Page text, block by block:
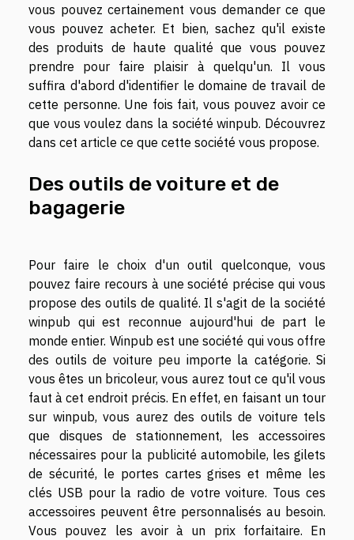
vous pouvez certainement vous demander ce que
vous pouvez acheter. Et bien, sachez qu'il existe
des produits de haute qualité que vous pouvez
prendre pour faire plaisir à quelqu'un. Il vous
suffira d'abord d'identifier le domaine de travail de
cette personne. Une fois fait, vous pouvez avoir ce
que vous voulez dans la société winpub. Découvrez
dans cet article ce que cette société vous propose.
Des outils de voiture et de
bagagerie
Pour faire le choix d'un outil quelconque, vous
pouvez faire recours à une société précise qui vous
propose des outils de qualité. Il s'agit de la société
winpub qui est reconnue aujourd'hui de part le
monde entier. Winpub est une société qui vous offre
des outils de voiture peu importe la catégorie. Si
vous êtes un bricoleur, vous aurez tout ce qu'il vous
faut à cet endroit précis. En effet, en faisant un tour
sur winpub, vous aurez des outils de voiture tels
que disques de stationnement, les accessoires
nécessaires pour la publicité automobile, les gilets
de sécurité, le portes cartes grises et même les
clés USB pour la radio de votre voiture. Tous ces
accessoires peuvent être personnalisés au besoin.
Vous pouvez les avoir à un prix forfaitaire. En